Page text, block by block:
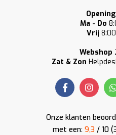
Ma - Do
Vrij
Webshop
Zat & Zon
Onze klanten
met een: 9,3 / 10